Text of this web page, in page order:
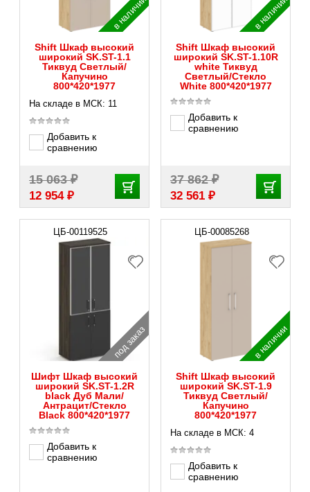
в наличии
Shift Шкаф высокий
широкий SK.ST-1.1
Тиквуд Светлый/
Капучино
800*420*1977
На складе в МСК: 11
Добавить к
сравнению
15 063₽
12 954 ₽
в наличии
Shift Шкаф высокий
широкий SK.ST-1.10R
white Тиквуд
Светлый/Стекло
White 800*420*1977
Добавить к
сравнению
37 862₽
32 561 ₽
ЦБ-00119525
под заказ
Шифт Шкаф высокий
широкий SK.ST-1.2R
black Дуб Мали/
Антрацит/Стекло
Black 800*420*1977
Добавить к
сравнению
ЦБ-00085268
в наличии
Shift Шкаф высокий
широкий SK.ST-1.9
Тиквуд Светлый/
Капучино
800*420*1977
На складе в МСК: 4
Добавить к
сравнению